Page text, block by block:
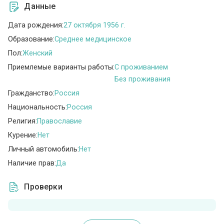
Данные
Дата рождения:27 октября 1956 г.
Образование:Среднее медицинское
Пол:Женский
Приемлемые варианты работы:C проживанием
Без проживания
Гражданство:Россия
Национальность:Россия
Религия:Православие
Курение:Нет
Личный автомобиль:Нет
Наличие прав:Да
Проверки